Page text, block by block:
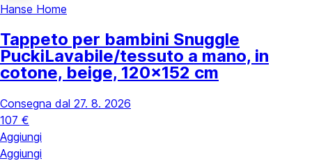
Hanse Home
Tappeto per bambini Snuggle
PuckiLavabile/tessuto a mano, in
cotone, beige, 120x152 cm
Consegna dal 27. 8. 2026
107 €
Aggiungi
Aggiungi